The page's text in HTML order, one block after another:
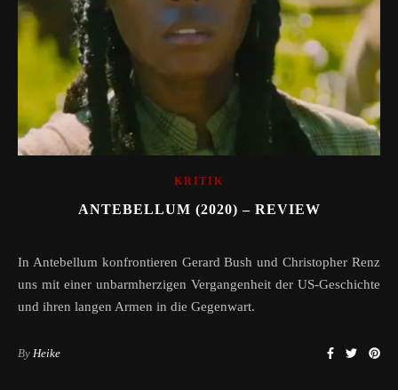
KRITIK
ANTEBELLUM (2020) – REVIEW
In Antebellum konfrontieren Gerard Bush und Christopher Renz
uns mit einer unbarmherzigen Vergangenheit der US-Geschichte
und ihren langen Armen in die Gegenwart.
By Heike